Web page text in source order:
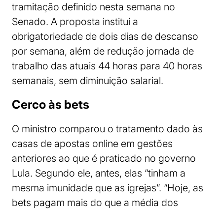
tramitação definido nesta semana no
Senado. A proposta institui a
obrigatoriedade de dois dias de descanso
por semana, além de redução jornada de
trabalho das atuais 44 horas para 40 horas
semanais, sem diminuição salarial.
Cerco às bets
O ministro comparou o tratamento dado às
casas de apostas online em gestões
anteriores ao que é praticado no governo
Lula. Segundo ele, antes, elas “tinham a
mesma imunidade que as igrejas”. “Hoje, as
bets pagam mais do que a média dos